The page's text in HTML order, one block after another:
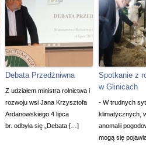
Debata Przedżniwna
Z udziałem ministra rolnictwa i
rozwoju wsi Jana Krzysztofa
Ardanowskiego 4 lipca
br. odbyła się „Debata […]
Spotkanie z
w Glinicach
- W trudnych
klimatycznych,
anomalii
mogą się